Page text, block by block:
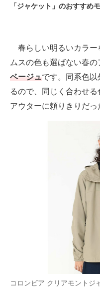
腕時計
食器・グラス・カトラリー
注目記事を集めた総合ペー
ITの今と未来を見通す
スマホと通信の最新トレン
進化するPCとデバイスの未
好きが集まる 比べて選べ
ビジネスと働き方のヒント
AI活用のいまが分かる
企業ITのトレンドを詳説
経営リーダーのコミュニティ
マーケ×ITの今がよく分かる
「ジャケット」のおすすめ
春らしい明るいカラー
ムスの色も選ばない春
ベージュです。同系色
るので、同じく合わせ
アウターに頼りきりだっ
コロンビア クリアモントジ